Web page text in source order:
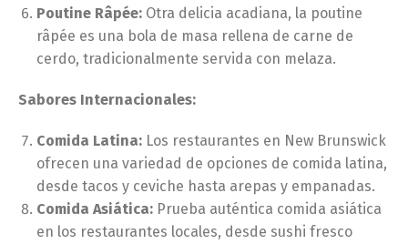
Poutine Râpée: Otra delicia acadiana, la poutine
râpée es una bola de masa rellena de carne de
cerdo, tradicionalmente servida con melaza.
Sabores Internacionales:
Comida Latina: Los restaurantes en New Brunswick
ofrecen una variedad de opciones de comida latina,
desde tacos y ceviche hasta arepas y empanadas.
Comida Asiática: Prueba auténtica comida asiática
en los restaurantes locales, desde sushi fresco